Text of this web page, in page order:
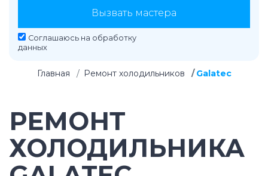
Вызвать мастера
Соглашаюсь на обработку
данных
Главная Ремонт холодильников Galatec
РЕМОНТ
ХОЛОДИЛЬНИКА